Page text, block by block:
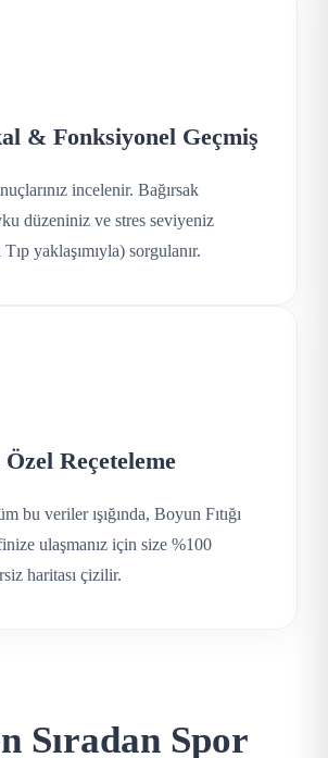
& Fonksiyonel Geçmiş
incelenir. Bağırsak
düzeniniz ve stres seviyeniz
yaklaşımıyla) sorgulanır.
Reçeteleme
bu veriler ışığında, Boyun Fıtığı
ulaşmanız için size %100
haritası çizilir.
Sıradan Spor